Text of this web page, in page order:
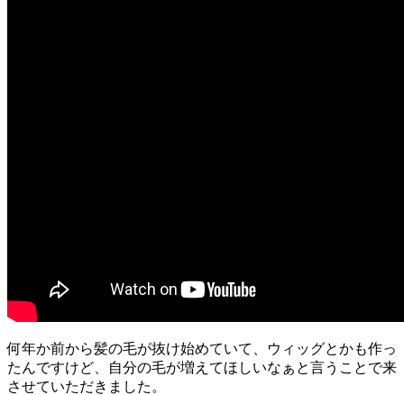
何年か前から髪の毛が抜け始めていて、ウィッグとかも作っ
たんですけど、自分の毛が増えてほしいなぁと言うことで来
させていただきました。